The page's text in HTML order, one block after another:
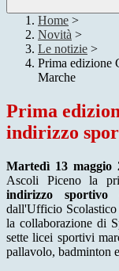
Home >
Novità >
Le notizie >
Prima edizione
Marche
Prima
indirizzo
Martedì 13 maggio
Ascoli Piceno la
indirizzo sportivo
dall'Ufficio
la collaborazione di
sette licei sportivi
pallavolo, badminton